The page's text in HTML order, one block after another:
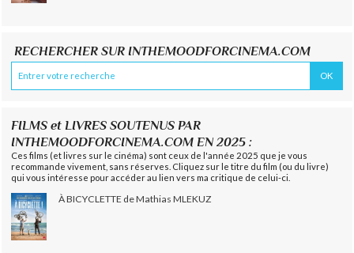
RECHERCHER SUR INTHEMOODFORCINEMA.COM
FILMS et LIVRES SOUTENUS PAR
INTHEMOODFORCINEMA.COM EN 2025 :
Ces films (et livres sur le cinéma) sont ceux de l'année 2025 que je vous
recommande vivement, sans réserves. Cliquez sur le titre du film (ou du livre)
qui vous intéresse pour accéder au lien vers ma critique de celui-ci.
À BICYCLETTE de Mathias MLEKUZ